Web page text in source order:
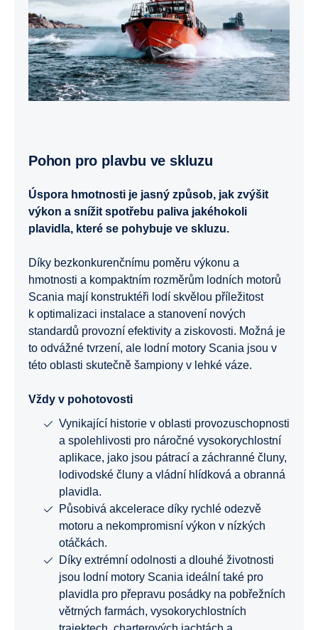
Pohon pro plavbu ve skluzu
Úspora hmotnosti je jasný způsob, jak zvýšit
výkon a snížit spotřebu paliva jakéhokoli
plavidla, které se pohybuje ve skluzu.
Díky bezkonkurenčnímu poměru výkonu a
hmotnosti a kompaktním rozměrům lodních motorů
Scania mají konstruktéři lodí skvělou příležitost
k optimalizaci instalace a stanovení nových
standardů provozní efektivity a ziskovosti. Možná je
to odvážné tvrzení, ale lodní motory Scania jsou v
této oblasti skutečně šampiony v lehké váze.
Vždy v pohotovosti
Vynikající historie v oblasti provozuschopnosti
a spolehlivosti pro náročné vysokorychlostní
aplikace, jako jsou pátrací a záchranné čluny,
lodivodské čluny a vládní hlídková a obranná
plavidla.
Působivá akcelerace díky rychlé odezvě
motoru a nekompromisní výkon v nízkých
otáčkách.
Díky extrémní odolnosti a dlouhé životnosti
jsou lodní motory Scania ideální také pro
plavidla pro přepravu posádky na pobřežních
větrných farmách, vysokorychlostních